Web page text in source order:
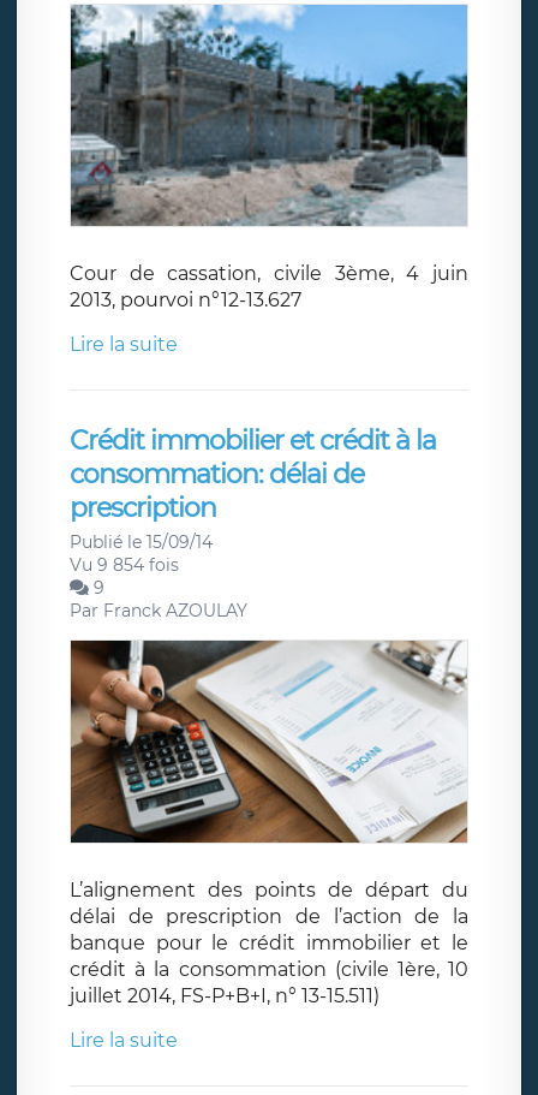
Cour de cassation, civile 3ème, 4 juin
2013, pourvoi n°12-13.627
Lire la suite
Crédit immobilier et crédit à la
consommation: délai de
prescription
Publié le 15/09/14
Vu 9 854 fois
9
Par Franck AZOULAY
L’alignement des points de départ du
délai de prescription de l’action de la
banque pour le crédit immobilier et le
crédit à la consommation (civile 1ère, 10
juillet 2014, FS-P+B+I, n° 13-15.511)
Lire la suite